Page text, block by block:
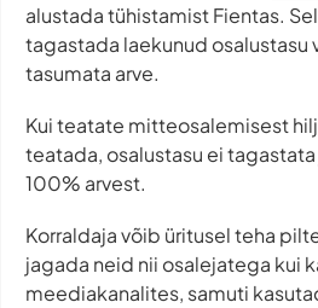
alustada tühistamist Fientas.
tagastada laekunud osalustasu
tasumata arve.
Kui teatate mitteosalemisest
teatada, osalustasu ei
100% arvest.
Korraldaja võib üritusel teha
jagada neid nii osalejatega kui
meediakanalites, samuti